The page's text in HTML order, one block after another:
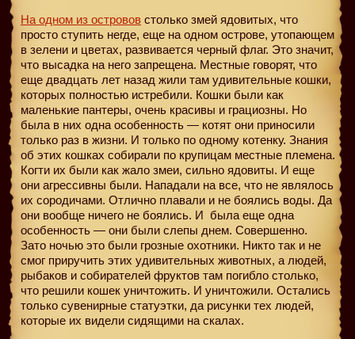
На одном из островов столько змей ядовитых, что
просто ступить негде, еще на одном острове, утопающем
в зелени и цветах, развивается черный флаг. Это значит,
что высадка на него запрещена. Местные говорят, что
еще двадцать лет назад жили там удивительные кошки,
которых полностью истребили. Кошки были как
маленькие пантеры, очень красивы и грациозны. Но
была в них одна особенность — котят они приносили
только раз в жизни. И только по одному котенку. Знания
об этих кошках собирали по крупицам местные племена.
Когти их были как жало змеи, сильно ядовиты. И еще
они агрессивны были. Нападали на все, что не являлось
их сородичами. Отлично плавали и не боялись воды. Да
они вообще ничего не боялись. И была еще одна
особенность — они были слепы днем. Совершенно.
Зато ночью это были грозные охотники. Никто так и не
смог приручить этих удивительных животных, а людей,
рыбаков и собирателей фруктов там погибло столько,
что решили кошек уничтожить. И уничтожили. Остались
только сувенирные статуэтки, да рисунки тех людей,
которые их видели сидящими на скалах.